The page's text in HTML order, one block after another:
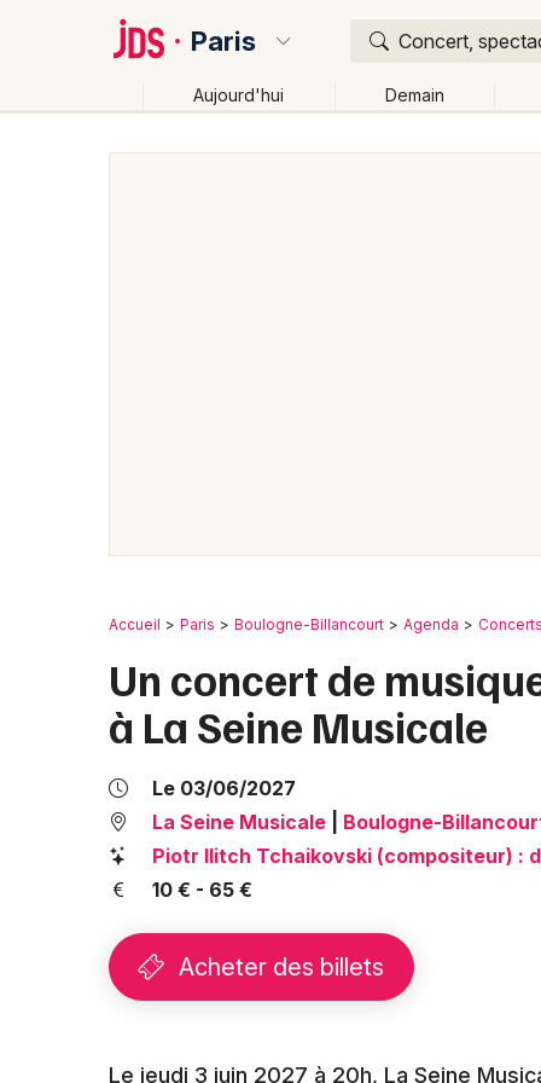
Paris Concert,
Aujourd'hui Demain
Accueil Paris Boulogne-Billancourt Agenda Concerts
Un concert de
à La Seine Musicale
Le 03/06/2027
La Seine Musicale
Boulogne-
Piotr Ilitch Tchaikovski (compositeur) :
10 € - 65 €
Acheter des billets
Le jeudi 3 juin 2027 à 20h, La Seine